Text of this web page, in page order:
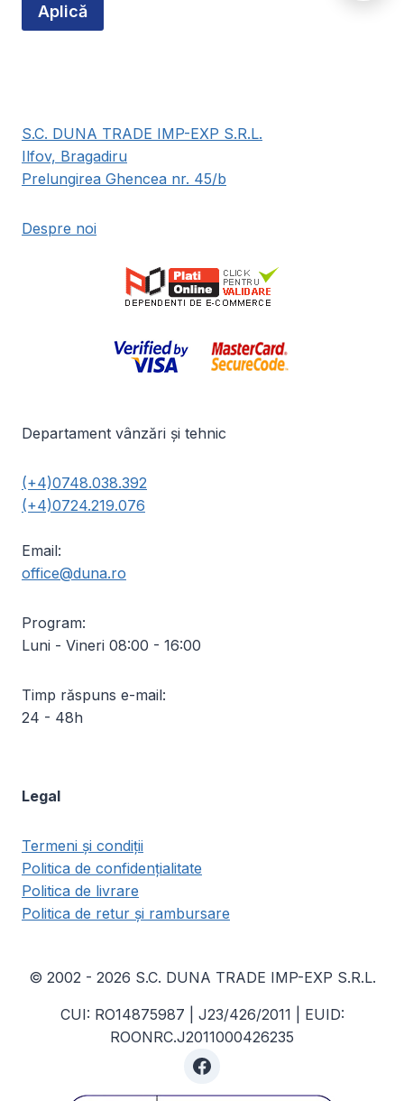
Aplică
S.C. DUNA TRADE IMP-EXP S.R.L.
Ilfov, Bragadiru
Prelungirea Ghencea nr. 45/b
Despre noi
Departament vânzări și tehnic
(+4)0748.038.392
(+4)0724.219.076
Email:
office@duna.ro
Program:
Luni - Vineri 08:00 - 16:00
Timp răspuns e-mail:
24 - 48h
Legal
Termeni și condiții
Politica de confidențialitate
Politica de livrare
Politica de retur și rambursare
© 2002 - 2026 S.C. DUNA TRADE IMP-EXP S.R.L.
CUI: RO14875987 | J23/426/2011 | EUID:
ROONRC.J2011000426235